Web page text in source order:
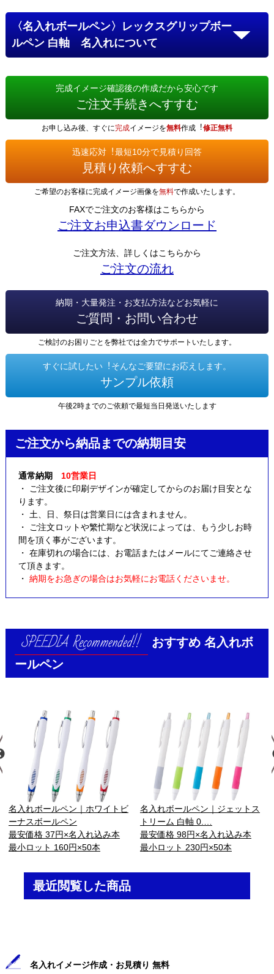
〈名入れボールペン〉レックスグリップボー
ルペン 白軸 名入れについて
完成イメージ確認後の作成だから安心です
ご注文手続きへすすむ
お申し込み後、すぐに完成イメージを無料作成︕修正無料
迅速応対︕最短10分で見積り回答
見積り依頼へすすむ
ご希望のお客様に完成イメージ画像を無料で作成いたします。
FAXでご注文のお客様はこちらから
ご注文お申込書ダウンロード
ご注文方法、詳しくはこちらから
ご注文の流れ
納期・大量発注・お支払方法などお気軽に
ご質問・お問い合わせ
ご検討のお困りごとを弊社では全力でサポートいたします。
すぐに試したい︕そんなご要望にお応えします。
サンプル依頼
午後2時までのご依頼で最短当日発送いたします
ご注文から納品までの納期目安
通常納期 10営業日
・ ご注文後に印刷デザインが確定してからのお届け目安とな
ります。
・ 土、日、祭日は営業日には含まれません。
・ ご注文ロットや繁忙期など状況によっては、もう少しお時
間を頂く事がございます。
・ 在庫切れの場合には、お電話またはメールにてご連絡させ
て頂きます。
・ 納期をお急ぎの場合はお気軽にお電話くださいませ。
おすすめ 名入れボ
ールペン
名入れボールペン｜ホワイトビ
ーナスボールペン
最安価格 37円×名入れ込み本
最小ロット 160円×50本
名入れボールペン｜ジェットス
トリーム 白軸 0.…
最安価格 98円×名入れ込み本
最小ロット 230円×50本
最近閲覧した商品
名入れイメージ作成・お見積り 無料